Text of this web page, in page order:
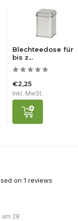
Blechteedose für
bis z...
€2,25
Inkl. MwSt.
on 1 reviews
am 28